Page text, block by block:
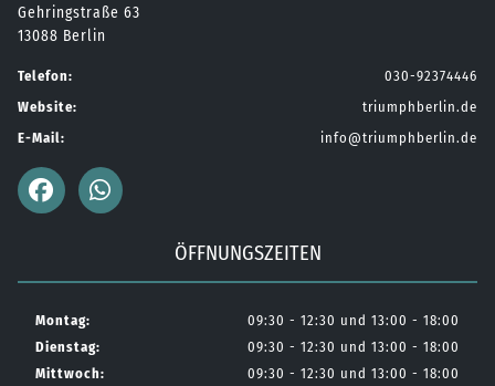
Gehringstraße 63
13088 Berlin
Telefon:
030-92374446
Website:
triumphberlin.de
E-Mail:
info@triumphberlin.de
ÖFFNUNGSZEITEN
Montag:
09:30 - 12:30 und 13:00 - 18:00
Dienstag:
09:30 - 12:30 und 13:00 - 18:00
Mittwoch:
09:30 - 12:30 und 13:00 - 18:00